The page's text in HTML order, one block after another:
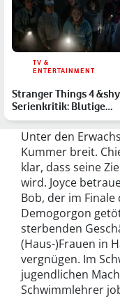
TV &
ENTERTAINMENT
Stranger Things 4
Serienkritik: Blutige
Tränen und düstere …
Unter den
Kummer breit.
klar, dass seine
wird. Joyce
Bob, der im
Demogorgon
sterbenden
(Haus-)Frauen in
vergnügen. Im
jugendlichen
Schwimmlehrer